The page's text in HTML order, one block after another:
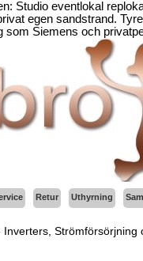
Studio eventlokal
egen sandstrand.
Siemens och
Retur Uthyrning
Inverters, Strömförsörjning